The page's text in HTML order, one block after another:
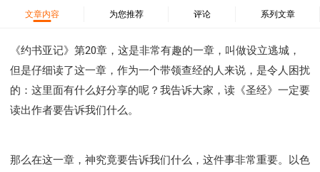
43 约翰福音
44 使徒行传
49 以弗所书
50 腓利比书
51 歌罗西书
52 帖撒罗尼迦前书
53 帖撒罗尼迦后书
54 提摩太前书
55 提摩太后书
56 提多书
57 腓利门书
58 希伯来书
64 约翰三书
65 犹大书 66 启示录
圣经故事
文章内容 为您推荐 评论 系列文章
《约书亚记》第20章，这是非常有趣的一章，叫做设立逃城，
但是仔细读了这一章，作为一个带领查经的人来说，是令人困扰
的：这里面有什么好分享的呢？我告诉大家，读《圣经》一定要
读出作者要告诉我们什么。
那么在这一章，神究竟要告诉我们什么，这件事非常重要。以色